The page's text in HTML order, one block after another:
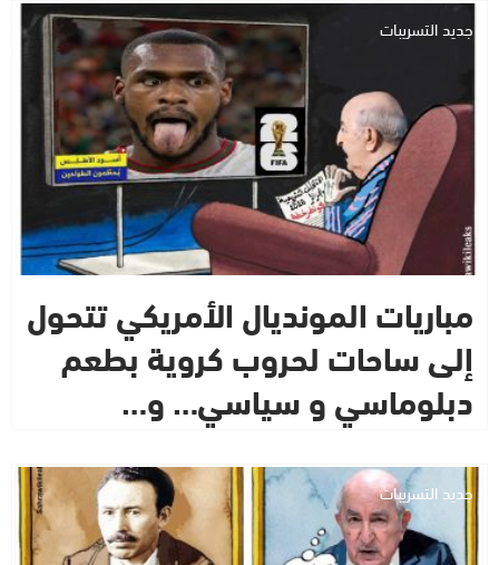
جديد التسريبات
مباريات المونديال الأمريكي تتحول
إلى ساحات لحروب كروية بطعم
دبلوماسي و سياسي… و…
جديد التسريبات